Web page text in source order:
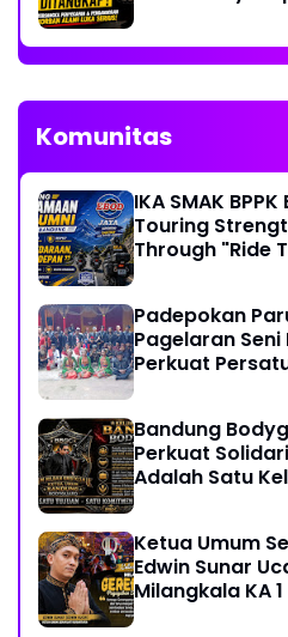
Komunitas
IKA SMAK
Touring
Through "Ride
Padepokan
Pagelaran
Perkuat
Bandung
Perkuat
Adalah Satu
Ketua Umum
Edwin Sunar
Milangkala KA